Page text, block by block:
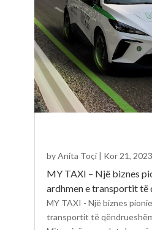
MY TAXI – Një biznes
ardhmen e transportit të
byAnita Toçi| Kor 21, 2023
MY TAXI - Një biznes
transportit të